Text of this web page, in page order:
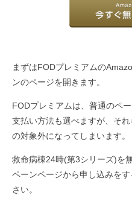
まずはFODプレミアムの
ンのページを開きます。
FODプレミアムは、普通のペ
支払い方法も選べますが、そ
の対象外になってしまいます。
救命病棟24時(第3シリーズ)を
ペーンページから申し込みを
さい。